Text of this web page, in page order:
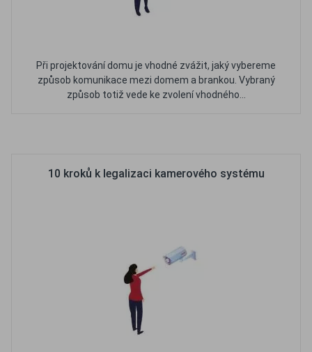
Při projektování domu je vhodné zvážit, jaký vybereme
způsob komunikace mezi domem a brankou. Vybraný
způsob totiž vede ke zvolení vhodného...
10 kroků k legalizaci kamerového systému